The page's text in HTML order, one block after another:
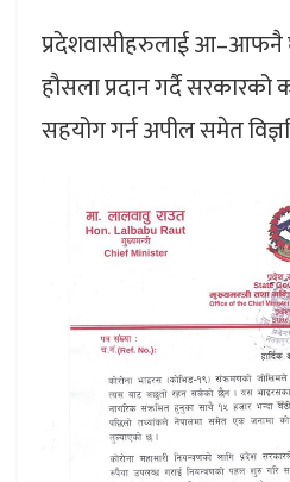
प्रदेशवासीहरुलाई आ–आफनै
हौसला प्रदान गर्दै
सहयोग गर्न अपील समेत